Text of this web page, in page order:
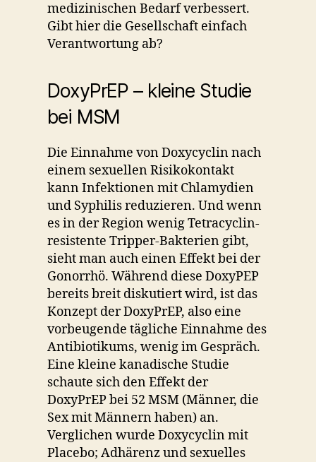
medizinischen Bedarf verbessert.
Gibt hier die Gesellschaft einfach
Verantwortung ab?
DoxyPrEP – kleine Studie
bei MSM
Die Einnahme von Doxycyclin nach
einem sexuellen Risikokontakt
kann Infektionen mit Chlamydien
und Syphilis reduzieren. Und wenn
es in der Region wenig Tetracyclin-
resistente Tripper-Bakterien gibt,
sieht man auch einen Effekt bei der
Gonorrhö. Während diese DoxyPEP
bereits breit diskutiert wird, ist das
Konzept der DoxyPrEP, also eine
vorbeugende tägliche Einnahme des
Antibiotikums, wenig im Gespräch.
Eine kleine kanadische Studie
schaute sich den Effekt der
DoxyPrEP bei 52 MSM (Männer, die
Sex mit Männern haben) an.
Verglichen wurde Doxycyclin mit
Placebo; Adhärenz und sexuelles